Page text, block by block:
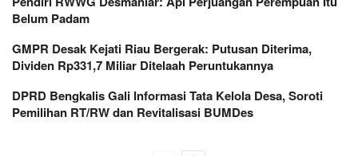
Belum Padam
GMPR Desak Kejati Riau Bergerak: Putusan Diterima,
Dividen Rp331,7 Miliar Ditelaah Peruntukannya
DPRD Bengkalis Gali Informasi Tata Kelola Desa, Soroti
Pemilihan RT/RW dan Revitalisasi BUMDes